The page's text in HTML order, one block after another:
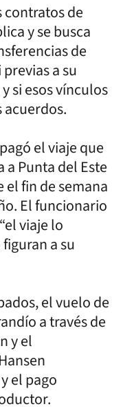
contratos de
y se busca
de
a su
si esos vínculos
el viaje que
Punta del Este
fin de semana
El funcionario
viaje lo
a su
el vuelo de
a través de
y el
el pago